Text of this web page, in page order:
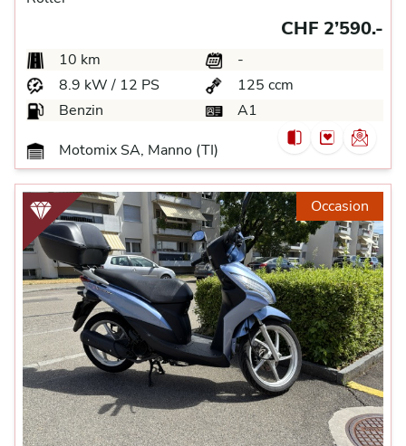
CHF 2’590.-
10 km
-
8.9 kW / 12 PS
125 ccm
Benzin
A1
Motomix SA, Manno (TI)
Occasion